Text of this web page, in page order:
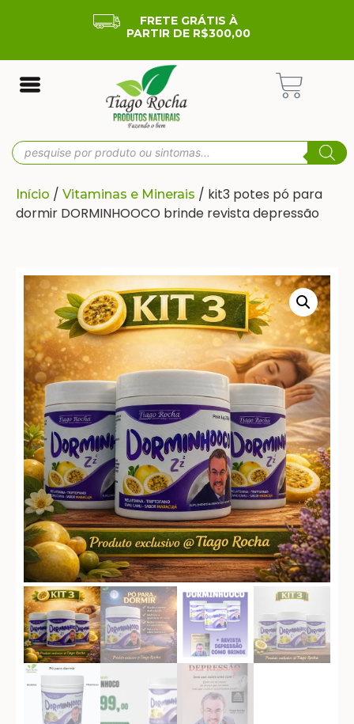
FRETE GRÁTIS À
PARTIR DE R$300,00
Início / Vitaminas e Minerais / kit3 potes pó para
dormir DORMINHOOCO brinde revista depressão